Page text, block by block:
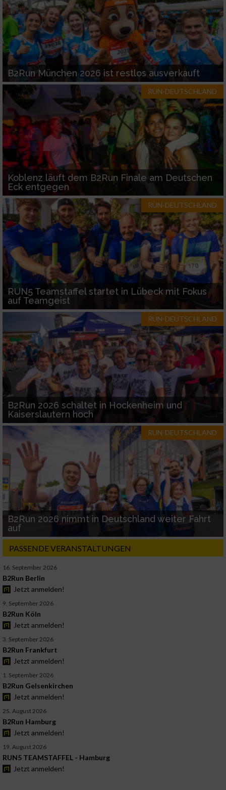
B2Run München 2026 ist restlos ausverkauft
RUN-DEUTSCHLAND
Koblenz läuft dem B2Run Finale am Deutschen
Eck entgegen
RUN-DEUTSCHLAND
RUN5 Teamstaffel startet in Lübeck mit Fokus
auf Teamgeist
RUN-DEUTSCHLAND
B2Run 2026 schaltet in Hockenheim und
Kaiserslautern hoch
RUN-DEUTSCHLAND
B2Run 2026 nimmt in Deutschland weiter Fahrt
auf
PASSENDE VERANSTALTUNGEN
16. September 2026
B2Run Berlin
Jetzt anmelden!
9. September 2026
B2Run Köln
Jetzt anmelden!
3. September 2026
B2Run Frankfurt
Jetzt anmelden!
1. September 2026
B2Run Gelsenkirchen
Jetzt anmelden!
25. August 2026
B2Run Hamburg
Jetzt anmelden!
19. August 2026
RUN5 TEAMSTAFFEL - Hamburg
Jetzt anmelden!